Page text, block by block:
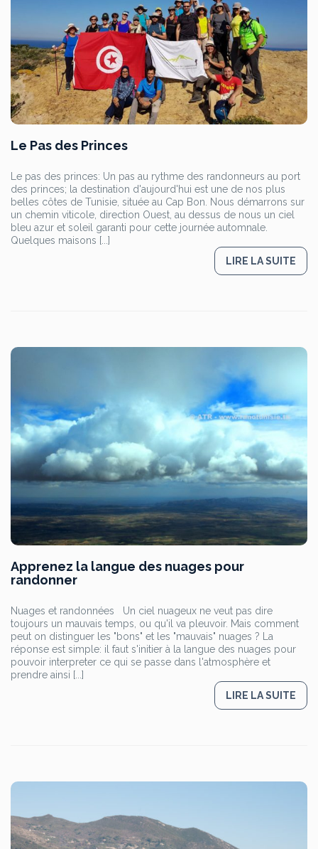
Le Pas des Princes
Le pas des princes: Un pas au rythme des randonneurs au port
des princes; la destination d'aujourd'hui est une de nos plus
belles côtes de Tunisie, située au Cap Bon. Nous démarrons sur
un chemin viticole, direction Ouest, au dessus de nous un ciel
bleu azur et soleil garanti pour cette journée automnale.
Quelques maisons [...]
LIRE LA SUITE
Apprenez la langue des nuages pour
randonner
Nuages et randonnées Un ciel nuageux ne veut pas dire
toujours un mauvais temps, ou qu'il va pleuvoir. Mais comment
peut on distinguer les "bons" et les "mauvais" nuages ? La
réponse est simple: il faut s'initier à la langue des nuages pour
pouvoir interpreter ce qui se passe dans l'atmosphère et
prendre ainsi [...]
LIRE LA SUITE